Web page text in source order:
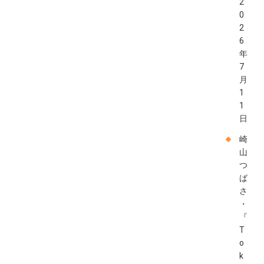
2
0
2
6
年
7
月
1
1
日
崎
山
つ
ば
さ
・
『
T
o
k